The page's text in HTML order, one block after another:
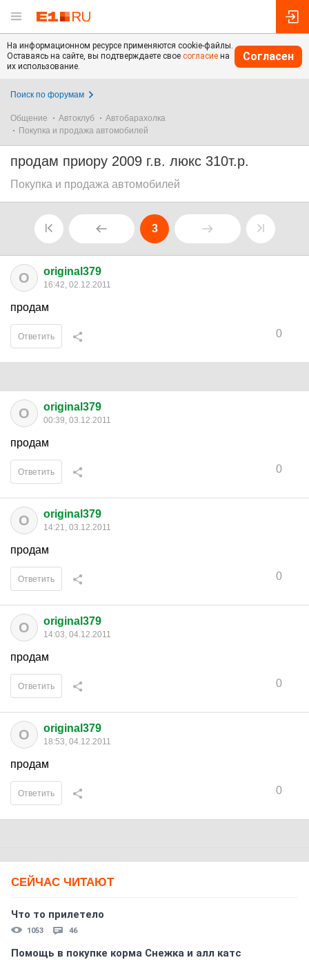
На информационном ресурсе применяются cookie-файлы.
Оставаясь на сайте, вы подтверждаете свое согласие на
их использование.
Согласен
Поиск по форумам
Общение Автоклуб
Автобарахолка
Покупка и продажа автомобилей
продам приору 2009 г.в. люкс 310т.р.
Покупка и продажа автомобилей
3
O original379
16:42, 02.12.2011
продам
0
Ответить
O original379
00:39, 03.12.2011
продам
0
Ответить
O original379
14:21, 03.12.2011
продам
0
Ответить
O original379
14:03, 04.12.2011
продам
0
Ответить
O original379
18:53, 04.12.2011
продам
0
Ответить
СЕЙЧАС ЧИТАЮТ
Что то прилетело
1053 46
Помощь в покупке корма Снежка и алл катс